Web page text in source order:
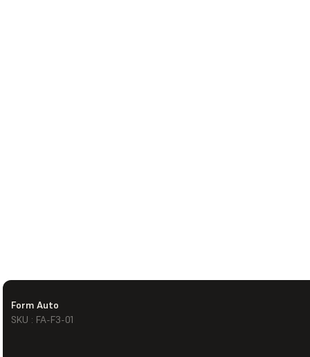
Form Auto
SKU : FA-F3-01